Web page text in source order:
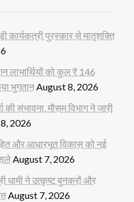
कार्यकत्री पुरस्कार से मातृशक्ति
लाभार्थियों को कुल ₹ 146
भुगतानAugust 8, 2026
की संभावना, मौसम विभाग ने जारी
2026
और आधारभूत विकास को नई
August 7, 2026
धामी ने उत्कृष्ट बुनकरों और
August 7, 2026